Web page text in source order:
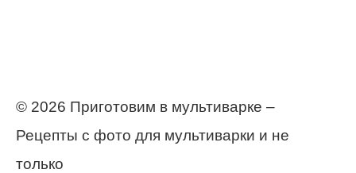
© 2026 Приготовим в мультиварке –
Рецепты с фото для мультиварки и не
только